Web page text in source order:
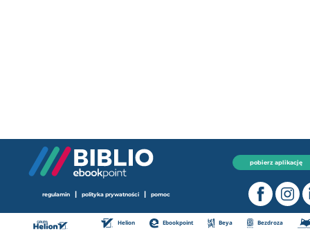
pobierz aplikację
regulamin | polityka prywatności | pomoc
Helion Ebookpoint Beya Bezdroza